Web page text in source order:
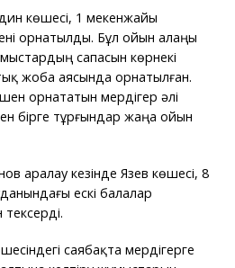
көшесі, 1 мекенжайы
орнатылды. Бұл ойын алаңы
сапасын көрнекі
жоба аясында орнатылған.
орнататын мердігер әлі
бірге тұрғындар жаңа ойын
аралау кезінде Язев көшесі, 8
ескі балалар
саябақта мердігерге